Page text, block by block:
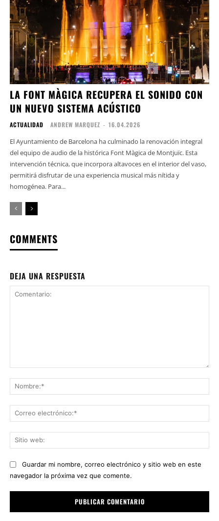
LA FONT MÀGICA RECUPERA EL SONIDO CON
UN NUEVO SISTEMA ACÚSTICO
ACTUALIDAD ANDREW MARQUEZ - 16.04.2026
El Ayuntamiento de Barcelona ha culminado la renovación integral
del equipo de audio de la histórica Font Màgica de Montjuïc. Esta
intervención técnica, que incorpora altavoces en el interior del vaso,
permitirá disfrutar de una experiencia musical más nítida y
homogénea. Para...
COMMENTS
DEJA UNA RESPUESTA
Guardar mi nombre, correo electrónico y sitio web en este
navegador la próxima vez que comente.